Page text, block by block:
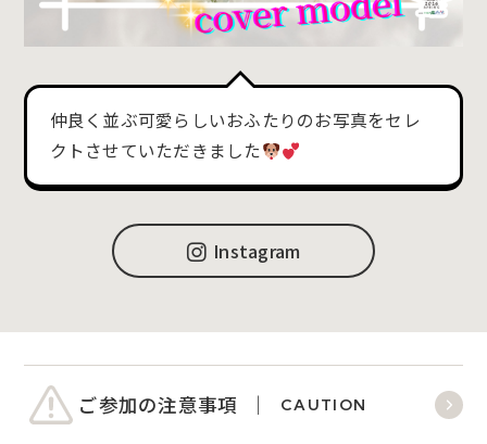
仲良く並ぶ可愛らしいおふたりのお写真をセレ
クトさせていただきました
Instagram
ご参加の注意事項 CAUTION